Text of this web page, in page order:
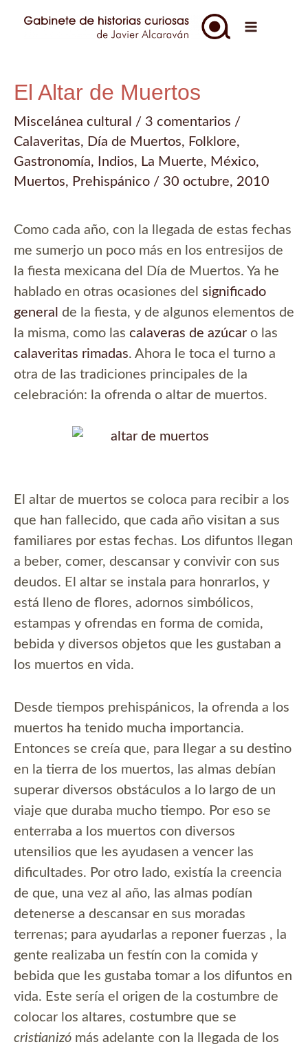
El Altar de Muertos
Miscelánea cultural / 3 comentarios /
Calaveritas, Día de Muertos, Folklore,
Gastronomía, Indios, La Muerte, México,
Muertos, Prehispánico / 30 octubre, 2010
Como cada año, con la llegada de estas fechas
me sumerjo un poco más en los entresijos de
la fiesta mexicana del Día de Muertos. Ya he
hablado en otras ocasiones del significado
general de la fiesta, y de algunos elementos de
la misma, como las calaveras de azúcar o las
calaveritas rimadas. Ahora le toca el turno a
otra de las tradiciones principales de la
celebración: la ofrenda o altar de muertos.
El altar de muertos se coloca para recibir a los
que han fallecido, que cada año visitan a sus
familiares por estas fechas. Los difuntos llegan
a beber, comer, descansar y convivir con sus
deudos. El altar se instala para honrarlos, y
está lleno de flores, adornos simbólicos,
estampas y ofrendas en forma de comida,
bebida y diversos objetos que les gustaban a
los muertos en vida.
Desde tiempos prehispánicos, la ofrenda a los
muertos ha tenido mucha importancia.
Entonces se creía que, para llegar a su destino
en la tierra de los muertos, las almas debían
superar diversos obstáculos a lo largo de un
viaje que duraba mucho tiempo. Por eso se
enterraba a los muertos con diversos
utensilios que les ayudasen a vencer las
dificultades. Por otro lado, existía la creencia
de que, una vez al año, las almas podían
detenerse a descansar en sus moradas
terrenas; para ayudarlas a reponer fuerzas , la
gente realizaba un festín con la comida y
bebida que les gustaba tomar a los difuntos en
vida. Este sería el origen de la costumbre de
colocar los altares, costumbre que se
cristianizó más adelante con la llegada de los